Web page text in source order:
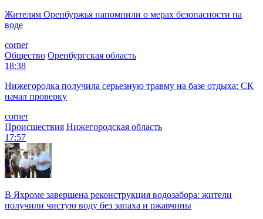
Жителям Оренбуржья напомнили о мерах безопасности на
воде
corner
Общество Оренбургская область
18:38
Нижегородка получила серьезную травму на базе отдыха: СК
начал проверку
corner
Происшествия Нижегородская область
17:57
В Яхроме завершена реконструкция водозабора: жители
получили чистую воду без запаха и ржавчины